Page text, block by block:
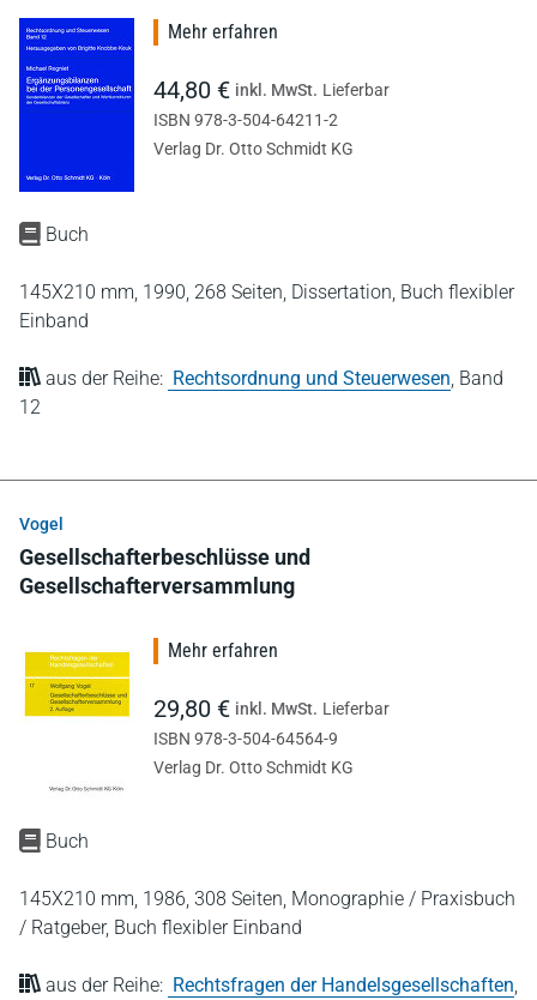
Buch
145X210 mm, 1990, 268 Seiten, Dissertation, Buch flexibler
Einband
aus der Reihe: Rechtsordnung und Steuerwesen Band
12
Mehr erfahren
44,80 € inkl. MwSt. Lieferbar
ISBN 978-3-504-64211-2
Verlag Dr. Otto Schmidt KG
Vogel
Gesellschafterbeschlüsse und
Gesellschafterversammlung
Buch
145X210 mm, 1986, 308 Seiten, Monographie / Praxisbuch
/ Ratgeber, Buch flexibler Einband
aus der Reihe: Rechtsfragen der Handelsgesellschaften
Mehr erfahren
29,80 € inkl. MwSt. Lieferbar
ISBN 978-3-504-64564-9
Verlag Dr. Otto Schmidt KG